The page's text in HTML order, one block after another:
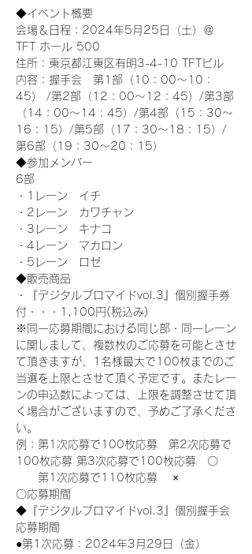
◆イベント概要
会場＆日程：2024年5月25日（土）＠
TFT ホール 500
住所：東京都江東区有明3-4-10 TFTビル
内容：握手会　第1部（10：00～10：
45） /第2部（12：00～12：45）/第3部
（14：00～14：45）/第4部（15：30～
16：15）/第5部（17：30～18：15）/
第6部（19：30～20：15）
◆参加メンバー
6部
・1レーン　イチ
・2レーン　カワチャン
・3レーン　キナコ
・4レーン　マカロン
・5レーン　ロゼ
◆販売商品
・『デジタルブロマイドvol.3』個別握手券
付・・・1,100円(税込み)
※同一応募期間における同じ部・同一レーン
に関しまして、複数枚のご応募を可能とさせ
て頂きますが、1名様最大で100枚までのご
当選を上限とさせて頂く予定です。またレー
ンの申込数によっては、上限を調整させて頂
く場合がございますので、予めご了承くださ
い。
例：第1次応募で100枚応募　第2次応募で
100枚応募 第3次応募で100枚応募　〇
第1次応募で110枚応募　 ×
〇応募期間
◆『デジタルブロマイドvol.3』個別握手会
応募期間
●第1次応募：2024年3月29日（金）